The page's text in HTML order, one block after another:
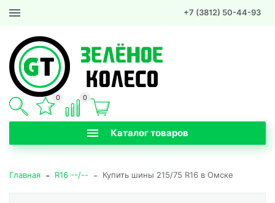
+7 (3812) 50-44-93
Каталог товаров
0 0
Главная - R16 --/-- - Купить шины 215/75 R16 в Омске